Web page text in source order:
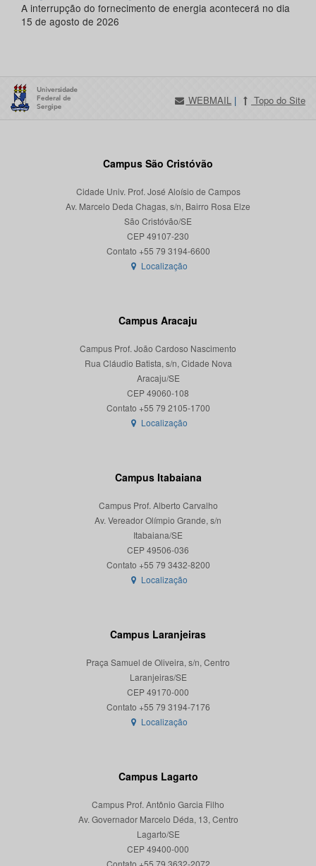
A interrupção do fornecimento de energia acontecerá no dia
15 de agosto de 2026
WEBMAIL | Topo do Site
Campus São Cristóvão
Cidade Univ. Prof. José Aloísio de Campos
Av. Marcelo Deda Chagas, s/n, Bairro Rosa Elze
São Cristóvão/SE
CEP 49107-230
Localização
Campus Aracaju
Campus Prof. João Cardoso Nascimento
Rua Cláudio Batista, s/n, Cidade Nova
Aracaju/SE
CEP 49060-108
Localização
Campus Itabaiana
Campus Prof. Alberto Carvalho
Av. Vereador Olímpio Grande, s/n
Itabaiana/SE
CEP 49506-036
Localização
Campus Laranjeiras
Praça Samuel de Oliveira, s/n, Centro
Laranjeiras/SE
CEP 49170-000
Localização
Campus Lagarto
Campus Prof. Antônio Garcia Filho
Av. Governador Marcelo Déda, 13, Centro
Lagarto/SE
CEP 49400-000